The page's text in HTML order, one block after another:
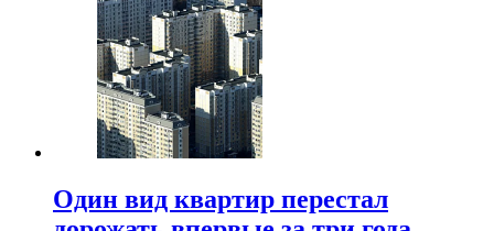
Один вид квартир перестал